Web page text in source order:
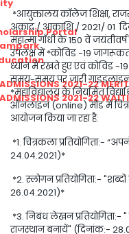
Portal
2021-22
2021-22
*आयुक्तालय कॉलेज शिक्षा,
अकाद / आकाशि / 2021/ 01
महात्मा गाँधी के 150 वें
उपलक्ष में *कोविड -19
ध्यान में रखते हुए एवं कोविड -
समय-समय पर जारी
*महाविद्यालय के नियमित
ऑनलाइन (online) मोड में
आयोजन किया जा रहा है:
*1. चित्रकला प्रतियोगिता:-
24.04.2021)*
*2. स्लोगन प्रतियोगिता:-
26.04.2021)*
*3. निबंध लेखन प्रतियोगिता:-
राजस्थान बनायें" (दिनांक:-